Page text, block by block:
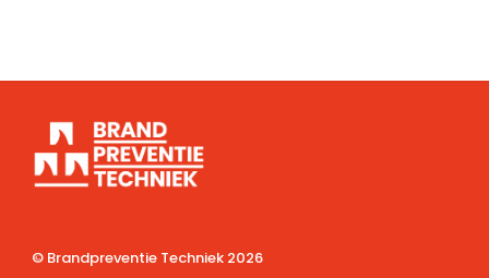
© Brandpreventie Techniek 2026